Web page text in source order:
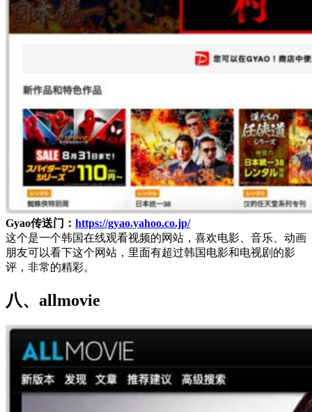
Gyao传送门： https://gyao.yahoo.co.jp/
这个是一个韩国在线观看视频的网站，喜欢电影、音乐、动画
朋友可以看下这个网站，里面有超过韩国电影和电视剧的影
评，非常的精彩。
八、allmovie